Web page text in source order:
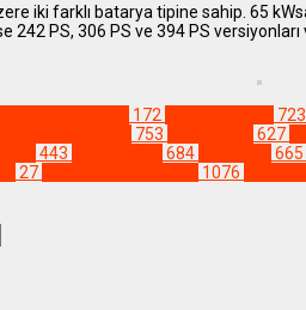
iki farklı batarya tipine sahip. 65
242 PS, 306 PS ve 394 PS versiyonları
172
723
753 627
443 684
665
27 1076